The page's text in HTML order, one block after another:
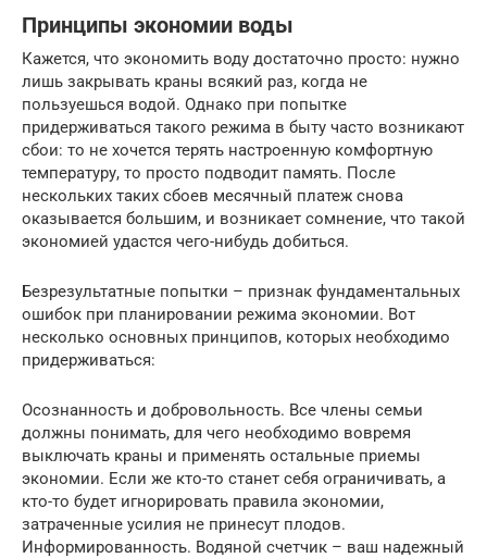
Принципы экономии воды
Кажется, что экономить воду достаточно просто: нужно
лишь закрывать краны всякий раз, когда не
пользуешься водой. Однако при попытке
придерживаться такого режима в быту часто возникают
сбои: то не хочется терять настроенную комфортную
температуру, то просто подводит память. После
нескольких таких сбоев месячный платеж снова
оказывается большим, и возникает сомнение, что такой
экономией удастся чего-нибудь добиться.
Безрезультатные попытки – признак фундаментальных
ошибок при планировании режима экономии. Вот
несколько основных принципов, которых необходимо
придерживаться:
Осознанность и добровольность. Все члены семьи
должны понимать, для чего необходимо вовремя
выключать краны и применять остальные приемы
экономии. Если же кто-то станет себя ограничивать, а
кто-то будет игнорировать правила экономии,
затраченные усилия не принесут плодов.
Информированность. Водяной счетчик – ваш надежный